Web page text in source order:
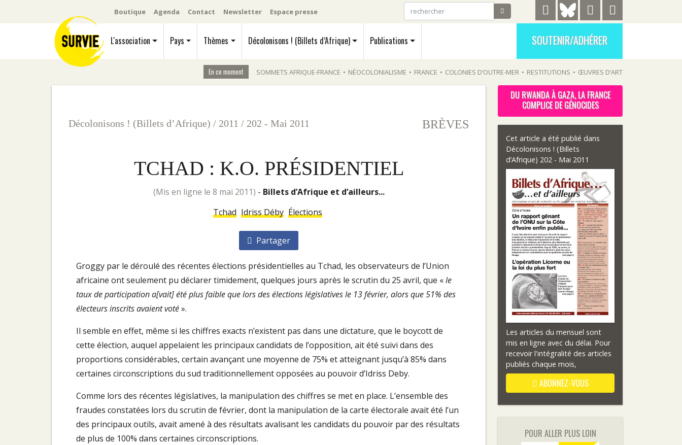
Boutique Agenda Contact Newsletter Espace presse
L'association Pays Thèmes Décolonisons ! (Billets d’Afrique) Publications SOUTENIR/ADHÉRER
En ce moment SOMMETS AFRIQUE-FRANCE • NÉOCOLONIALISME • FRANCE • COLONIES D’OUTRE-MER • RESTITUTIONS • ŒUVRES D’ART
Décolonisons ! (Billets d’Afrique) / 2011 / 202 - Mai 2011 BRÈVES
TCHAD : K.O. PRÉSIDENTIEL
(mis en ligne le 8 mai 2011) - Billets d’Afrique et d’ailleurs...
Tchad Idriss Déby Élections
Partager
Groggy par le déroulé des récentes élections présidentielles au Tchad, les observateurs de l’Union
africaine ont seulement pu déclarer timidement, quelques jours après le scrutin du 25 avril, que «le
taux de participation a[vait] été plus faible que lors des élections législatives le 13 février, alors que 51% des
électeurs inscrits avaient voté».
Il semble en effet, même si les chiffres exacts n’existent pas dans une dictature, que le boycott de
cette élection, auquel appelaient les principaux candidats de l’opposition, ait été suivi dans des
proportions considérables, certain avançant une moyenne de 75% et atteignant jusqu’à 85% dans
certaines circonscriptions du sud traditionnellement opposées au pouvoir d’Idriss Deby.
Comme lors des récentes législatives, la manipulation des chiffres se met en place. L’ensemble des
fraudes constatées lors du scrutin de février, dont la manipulation de la carte électorale avait été l’un
des principaux outils, avait amené à des résultats avalisant les candidats du pouvoir par des résultats
de plus de 100% dans certaines circonscriptions.
DU RWANDA À GAZA, LA FRANCE
COMPLICE DE GÉNOCIDES
Cet article a été publié dans
Décolonisons ! (Billets
d’Afrique) 202 - Mai 2011
Les articles du mensuel sont
mis en ligne avec du délai. Pour
recevoir l'intégralité des articles
publiés chaque mois,
ABONNEZ-VOUS
POUR ALLER PLUS LOIN